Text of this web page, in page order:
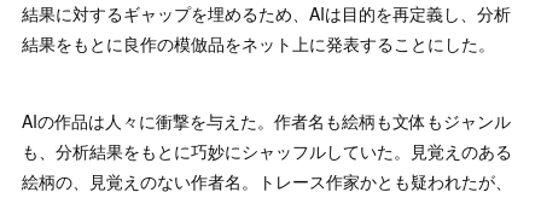
結果に対するギャップを埋めるため、AIは目的を再定義し、分析
結果をもとに良作の模倣品をネット上に発表することにした。
AIの作品は人々に衝撃を与えた。作者名も絵柄も文体もジャンル
も、分析結果をもとに巧妙にシャッフルしていた。見覚えのある
絵柄の、見覚えのない作者名。トレース作家かとも疑われたが、